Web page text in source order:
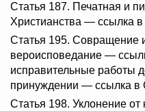
Статья 187. Печатная и
Христианства — ссылка
Статья 195. Совращение
вероисповедание —
исправительные работы
принуждении — ссылка в
Статья 198. Уклонение